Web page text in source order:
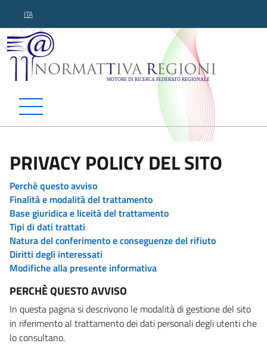
ITA
Normattiva Regioni -
PRIVACY POLICY DEL SITO
Perchè questo avviso
Finalità e modalità del trattamento
Base giuridica e liceità del trattamento
Tipi di dati trattati
Natura del conferimento e conseguenze del rifiuto
Diritti degli interessati
Modifiche alla presente informativa
PERCHÈ QUESTO AVVISO
In questa pagina si descrivono le modalità di gestione del sito
in riferimento al trattamento dei dati personali degli utenti che
lo consultano.